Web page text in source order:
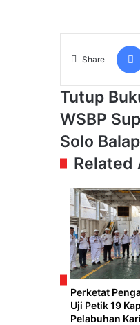
Share
Tutup
Buku
2024,
Pelita
Air
Torehkan
dan
Kinerja
Positif
Tutup
WSBP
Suplai
Readymix
ke
Proyek
Jalur
Ganda
KA
Elevated
antara
Solo
Balapan-
Kadipiro
WSBP
Solo
Related
Perketat
Uji Petik 19
Pelabuhan